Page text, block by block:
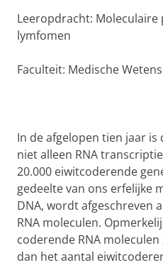
Leeropdracht:
lymfomen
Faculteit: Medische
In de afgelopen tien jaar
niet alleen RNA
20.000 eiwitcoderende
gedeelte van ons erfelijke
DNA, wordt afgeschreven
RNA moleculen.
coderende RNA
dan het aantal